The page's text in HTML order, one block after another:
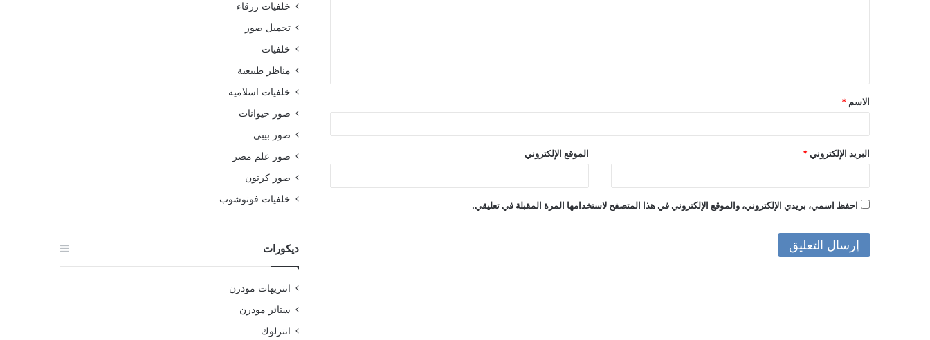
ق
*
الاسم *
البريد الإلكتروني * الموقع الإلكتروني
احفظ اسمي، بريدي الإلكتروني، والموقع الإلكتروني في هذا المتصفح لاستخدامها المرة المقبلة في تعليقي.
خلفيات زرقاء
تحميل صور
خلفيات
مناظر طبيعية
خلفيات اسلامية
صور حيوانات
صور بيبي
صور علم مصر
صور كرتون
خلفيات فوتوشوب
ديكورات
انتريهات مودرن
ستائر مودرن
انترلوك